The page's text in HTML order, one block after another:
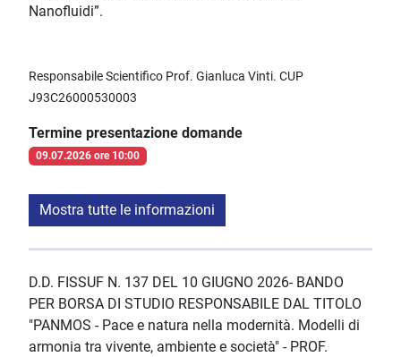
Nanofluidi”.
Responsabile Scientifico Prof. Gianluca Vinti. CUP
J93C26000530003
Termine presentazione domande
09.07.2026 ore 10:00
Mostra tutte le informazioni
D.D. FISSUF N. 137 DEL 10 GIUGNO 2026- BANDO
PER BORSA DI STUDIO RESPONSABILE DAL TITOLO
"PANMOS - Pace e natura nella modernità. Modelli di
armonia tra vivente, ambiente e società" - PROF.